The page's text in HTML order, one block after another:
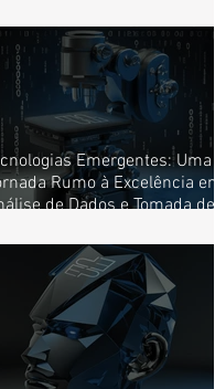
Emergentes: Uma
Rumo à Excelência em
de Dados e Tomada de